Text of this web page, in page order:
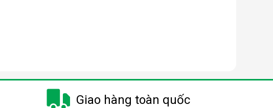
Giao hàng toàn quốc